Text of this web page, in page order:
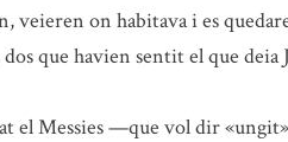
veieren on habitava i es
que havien sentit el que deia
el Messies —que vol dir